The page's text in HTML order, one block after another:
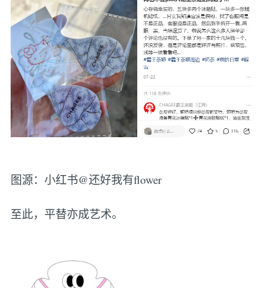
图源：小红书@还好我有flower
至此，平替亦成艺术。